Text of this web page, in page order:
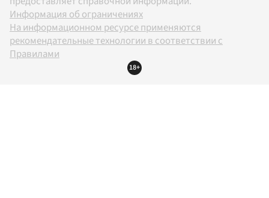
Информация об ограничениях
На информационном ресурсе применяются
рекомендательные технологии в соответствии с
Правилами
18+